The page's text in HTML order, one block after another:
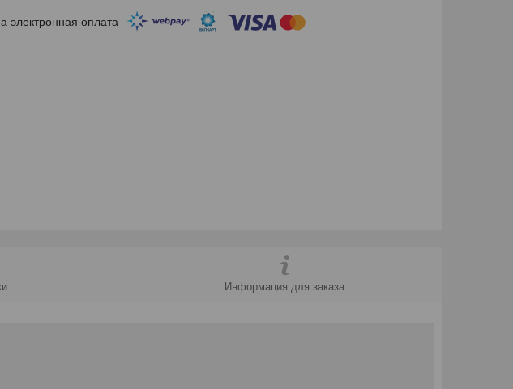
Информация для заказа